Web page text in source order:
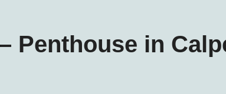
Penthouse in